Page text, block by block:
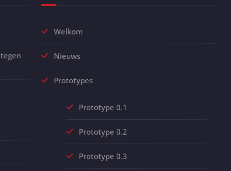
Welkom
Nieuws
Prototypes
Prototype 0.1
Prototype 0.2
Prototype 0.3